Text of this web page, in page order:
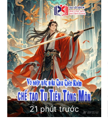
21 phút trước